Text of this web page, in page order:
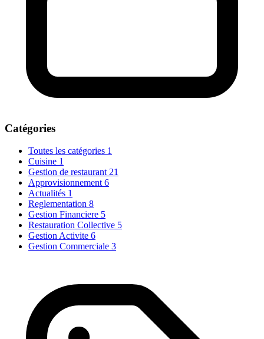
Catégories
Toutes les catégories 1
Cuisine 1
Gestion de restaurant 21
Approvisionnement 6
Actualités 1
Reglementation 8
Gestion Financiere 5
Restauration Collective 5
Gestion Activite 6
Gestion Commerciale 3